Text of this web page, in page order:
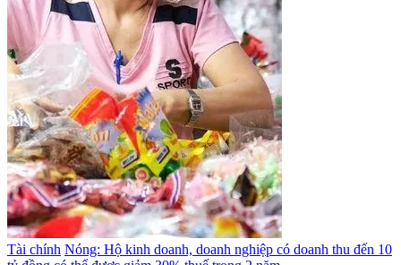
Tài chính Nóng: Hộ kinh doanh, doanh nghiệp có doanh thu đến 10